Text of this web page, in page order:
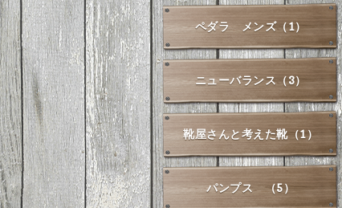
ペダラ メンズ（1）
ニューバランス（3）
靴屋さんと考えた靴（1）
パンプス （5）